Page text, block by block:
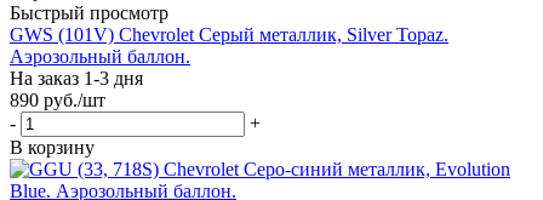
Быстрый просмотр
GWS (101V) Chevrolet Серый металлик, Silver Topaz.
Аэрозольный баллон.
На заказ 1-3 дня
890 руб./шт
-
+
В корзину